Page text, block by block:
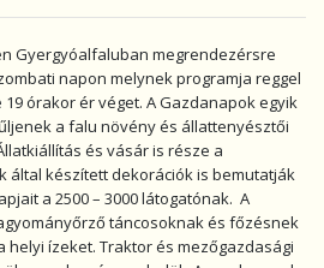
Gyergyóalfaluban megrendezérsre
napon melynek programja reggel
órakor ér véget. A Gazdanapok egyik
a falu növény és állattenyésztői
és vásár is része a
által készített dekorációk is bemutatják
a 2500 – 3000 látogatónak. A
táncosoknak és főzésnek
helyi ízeket. Traktor és mezőgazdasági